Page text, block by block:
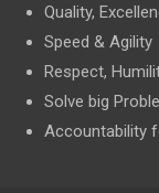
Quality,
Speed & Agility
Respect,
Solve big
Accountability